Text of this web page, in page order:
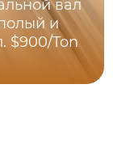
вал
и
$900/Ton